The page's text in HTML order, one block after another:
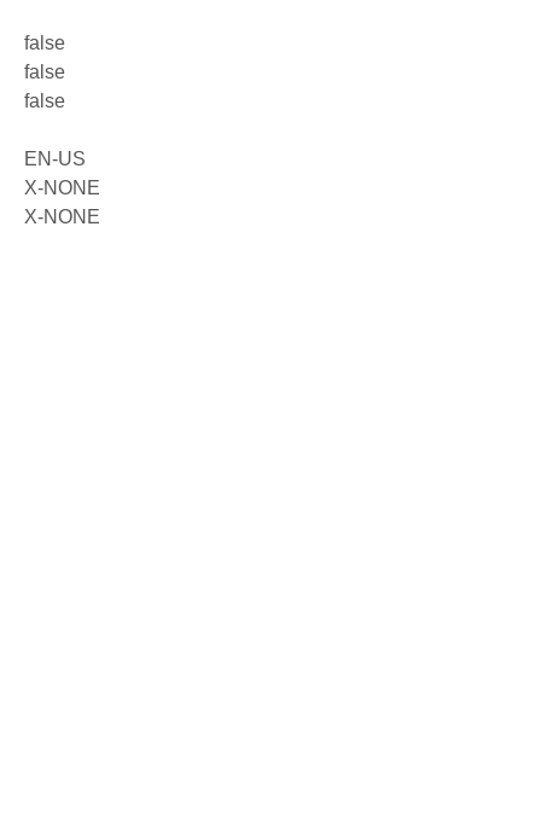
false
false
false
EN-US
X-NONE
X-NONE